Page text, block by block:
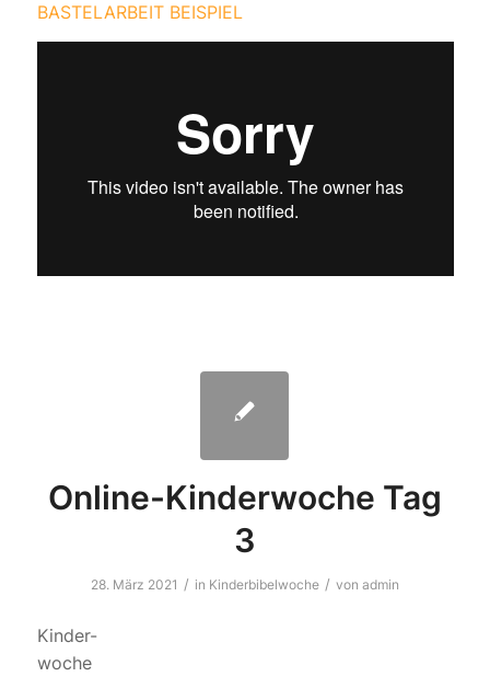
BASTELARBEIT BEISPIEL
Online-Kinderwoche Tag
3
28. März 2021 / in Kinderbibelwoche / von admin
Kinder-
woche